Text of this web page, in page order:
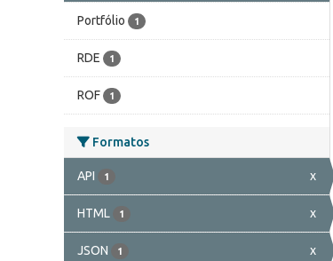
Portfólio 1
RDE 1
ROF 1
Formatos
API 1 x
HTML 1 x
JSON 1 x